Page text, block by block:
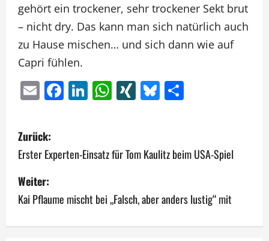
gehört ein trockener, sehr trockener Sekt brut
– nicht dry. Das kann man sich natürlich auch
zu Hause mischen… und sich dann wie auf
Capri fühlen.
EmailFacebook
LinkedIn
WhatsApp
XINGBluesky
B
e
i
t
r
Zurück:
Erster Experten-Einsatz für Tom Kaulitz beim USA-Spiel
Weiter:
Kai Pflaume mischt bei „Falsch, aber anders lustig“ mit